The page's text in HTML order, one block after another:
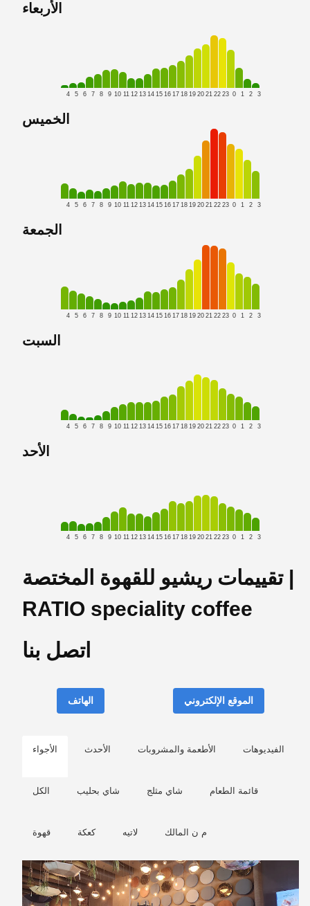
الأربعاء
4 5 6 7 8 9 10 11 12 13 14 15 16 17 18 19 20 21 22 23 0 1 2 3
الخميس
4 5 6 7 8 9 10 11 12 13 14 15 16 17 18 19 20 21 22 23 0 1 2 3
الجمعة
4 5 6 7 8 9 10 11 12 13 14 15 16 17 18 19 20 21 22 23 0 1 2 3
السبت
4 5 6 7 8 9 10 11 12 13 14 15 16 17 18 19 20 21 22 23 0 1 2 3
الأحد
4 5 6 7 8 9 10 11 12 13 14 15 16 17 18 19 20 21 22 23 0 1 2 3
تقييمات ريشيو للقهوة المختصة |
اتصل بنا
الهاتف الموقع الإلكتروني
الأجواء الأحدث الأطعمة والمشروبات الفيديوهات
الكل شاي بحليب شاي مثلج قائمة الطعام
قهوة كعكة لاتيه م ن المالك